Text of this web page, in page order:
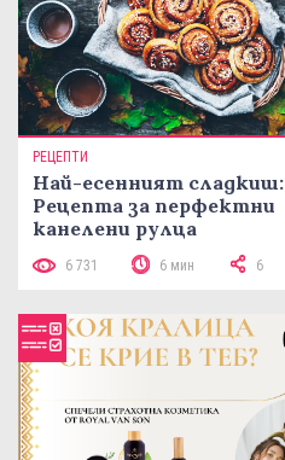
РЕЦЕПТИ
Най-есенният сладкиш:
Рецепта за перфектни
канелени рулца
6 731 6 мин 6